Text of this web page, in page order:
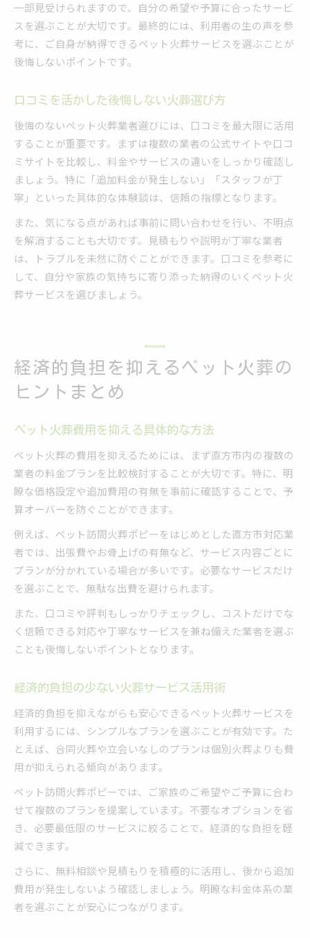
一部見受けられますので、自分の希望や予算に合ったサービ
スを選ぶことが大切です。最終的には、利用者の生の声を参
考に、ご自身が納得できるペット火葬サービスを選ぶことが
後悔しないポイントです。
口コミを活かした後悔しない火葬選び方
後悔のないペット火葬業者選びには、口コミを最大限に活用
することが重要です。まずは複数の業者の公式サイトや口コ
ミサイトを比較し、料金やサービスの違いをしっかり確認し
ましょう。特に「追加料金が発生しない」「スタッフが丁
寧」といった具体的な体験談は、信頼の指標となります。
また、気になる点があれば事前に問い合わせを行い、不明点
を解消することも大切です。見積もりや説明が丁寧な業者
は、トラブルを未然に防ぐことができます。口コミを参考に
して、自分や家族の気持ちに寄り添った納得のいくペット火
葬サービスを選びましょう。
経済的負担を抑えるペット火葬の
ヒントまとめ
ペット火葬費用を抑える具体的な方法
ペット火葬の費用を抑えるためには、まず直方市内の複数の
業者の料金プランを比較検討することが大切です。特に、明
瞭な価格設定や追加費用の有無を事前に確認することで、予
算オーバーを防ぐことができます。
例えば、ペット訪問火葬ポピーをはじめとした直方市対応業
者では、出張費やお骨上げの有無など、サービス内容ごとに
プランが分かれている場合が多いです。必要なサービスだけ
を選ぶことで、無駄な出費を避けられます。
また、口コミや評判もしっかりチェックし、コストだけでな
く信頼できる対応や丁寧なサービスを兼ね備えた業者を選ぶ
ことも後悔しないポイントとなります。
経済的負担の少ない火葬サービス活用術
経済的負担を抑えながらも安心できるペット火葬サービスを
利用するには、シンプルなプランを選ぶことが有効です。た
とえば、合同火葬や立会いなしのプランは個別火葬よりも費
用が抑えられる傾向があります。
ペット訪問火葬ポピーでは、ご家族のご希望やご予算に合わ
せて複数のプランを提案しています。不要なオプションを省
き、必要最低限のサービスに絞ることで、経済的な負担を軽
減できます。
さらに、無料相談や見積もりを積極的に活用し、後から追加
費用が発生しないよう確認しましょう。明瞭な料金体系の業
者を選ぶことが安心につながります。